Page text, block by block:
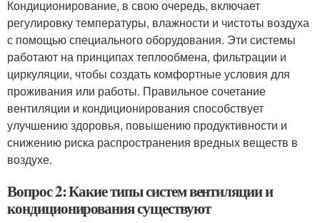
Кондиционирование, в свою очередь, включает
регулировку температуры, влажности и чистоты воздуха
с помощью специального оборудования. Эти системы
работают на принципах теплообмена, фильтрации и
циркуляции, чтобы создать комфортные условия для
проживания или работы. Правильное сочетание
вентиляции и кондиционирования способствует
улучшению здоровья, повышению продуктивности и
снижению риска распространения вредных веществ в
воздухе.
Вопрос 2: Какие типы систем вентиляции и
кондиционирования существуют